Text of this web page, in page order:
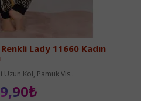
Lady 11660 Kadın
Uzun Kol, Pamuk Vis..